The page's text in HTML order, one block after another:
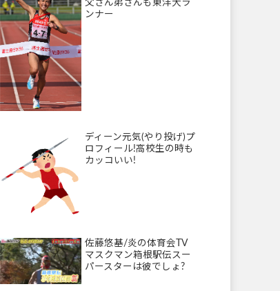
父さん弟さんも東洋大ラ
ンナー
ディーン元気(やり投げ)プ
ロフィール!高校生の時も
カッコいい!
佐藤悠基/炎の体育会TV
マスクマン箱根駅伝スー
パースターは彼でしょ?